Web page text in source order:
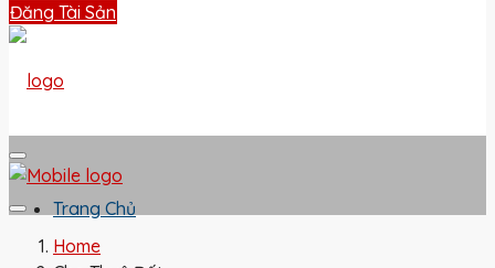
Đăng Tài Sản
Trang Chủ
Home